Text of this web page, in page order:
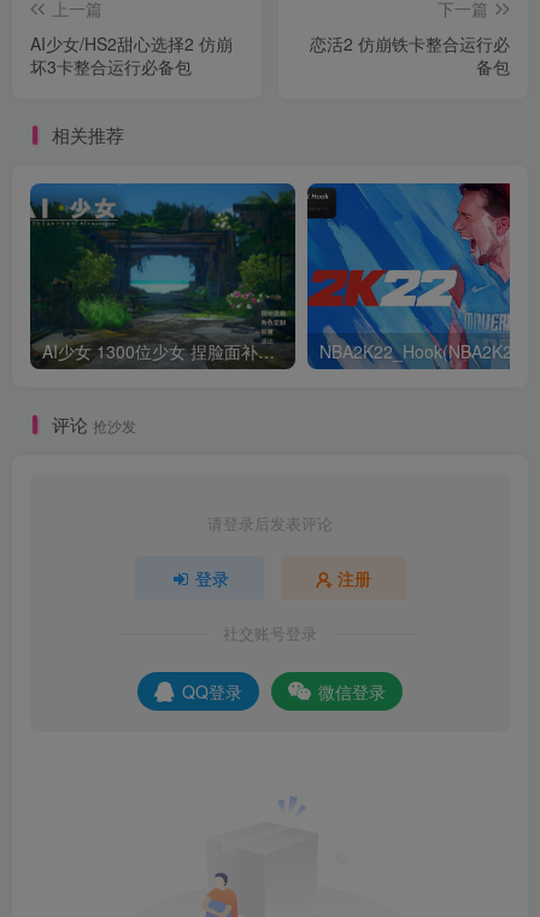
上一篇
AI少女/HS2甜心选择2 仿崩
坏3卡整合运行必备包
下一篇
恋活2 仿崩铁卡整合运行必
备包
相关推荐
AI少女 1300位少女 捏脸面补数据整合包 总有一位是你想要的
评论 抢沙发
请登录后发表评论
登录 注册
社交账号登录
QQ登录 微信登录